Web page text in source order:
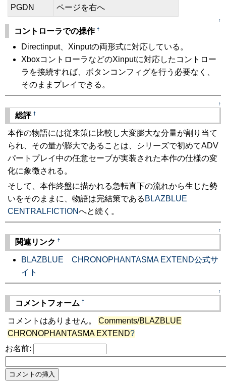
PGDN ページを右へ
↑
コントローラでの操作 †
Directinput、Xinputの両形式に対応している。
XboxコントローラなどのXinputに対応したコントロー
ラを接続すれば、ボタンコンフィグを行う必要なく、
そのままプレイできる。
↑
総評 †
本作の物語には従来策に比較し大変膨大な分量が割り当て
られ、その量が膨大であることは、シリーズで初めてADV
パートプレイ中の任意セーブが実装された本作の仕様の変
化に象徴される。
そして、本作終盤に描かれる急転直下の流れから生じた勢
いをそのままに、物語は完結策である BLAZBLUE
CENTRALFICTIONへと続く。
↑
関連リンク †
BLAZBLUE CHRONOPHANTASMA EXTEND公式サ
イト
↑
コメントフォーム †
コメントはありません。 Comments/BLAZBLUE
CHRONOPHANTASMA EXTEND?
お名前: